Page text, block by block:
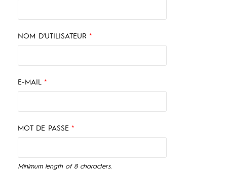
NOM D'UTILISATEUR *
E-MAIL *
MOT DE PASSE *
Minimum length of 8 characters.